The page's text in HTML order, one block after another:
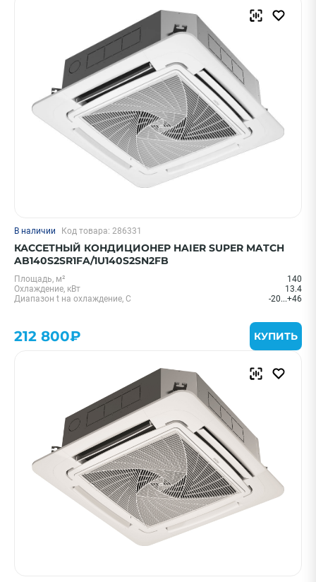
В наличии Код товара: 286331
КАССЕТНЫЙ КОНДИЦИОНЕР HAIER SUPER MATCH
AB140S2SR1FA/1U140S2SN2FB
Площадь, м²
140
Охлаждение, кВт
13.4
Диапазон t на охлаждение, С
-20...+46
212 800₽ КУПИТЬ